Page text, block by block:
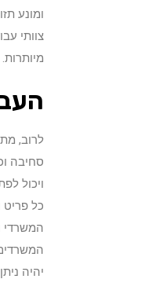
ומונע
צוותי
מיותרות.
לרוב,
סחיבה
ויכול
כל פריט
המשרדי
יהיה